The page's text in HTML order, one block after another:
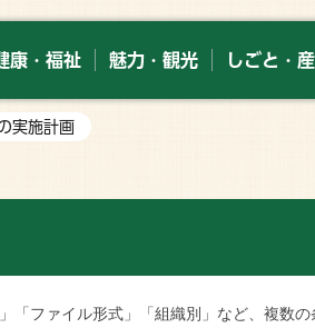
康・福祉 魅力・観光 しごと・
実施計画
ファイル形式」「組織別」など、複数の